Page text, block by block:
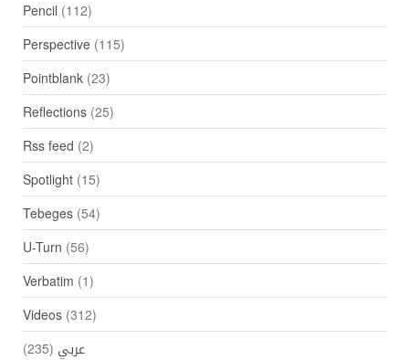
Pencil (112)
Perspective(115)
Pointblank(23)
Reflections(25)
Rss feed (2)
Spotlight(15)
Tebeges(54)
U-Turn (56)
Verbatim (1)
Videos(312)
عربي (235)